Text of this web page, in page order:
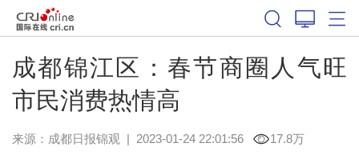
成都锦江区：春节商圈人气旺
市民消费热情高
来源： 成都日报锦观 | 2023-01-24 22:01:56 17.8万